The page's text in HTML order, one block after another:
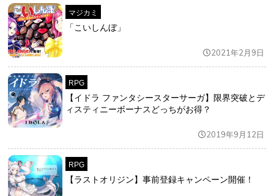
マジカミ
「こいしんぼ」
2021年2月9日
RPG
【イドラ ファンタシースターサーガ】限界突破とデ
ィスティニーボーナスどっちがお得？
2019年9月12日
RPG
【ラストオリジン】事前登録キャンペーン開催！